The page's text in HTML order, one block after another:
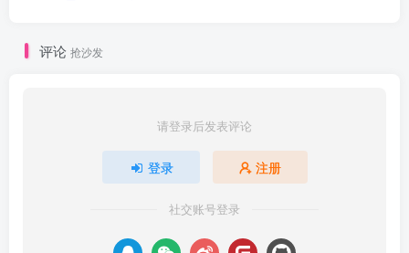
评论 抢沙发
请登录后发表评论
登录 注册
社交账号登录